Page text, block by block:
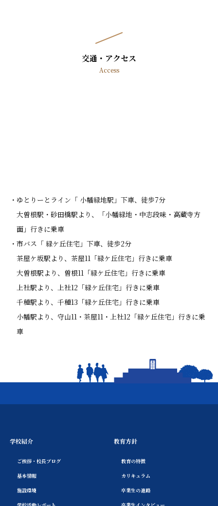
交通・アクセス
Access
ゆとりーとライン「 小幡緑地駅」下車、徒歩7分
大曽根駅・砂田橋駅より、「小幡緑地・中志段味・高蔵寺方
面」行きに乗車
市バス「 緑ケ丘住宅」下車、徒歩2分
茶屋ケ坂駅より、茶屋11「緑ケ丘住宅」行きに乗車
大曽根駅より、曽根11「緑ケ丘住宅」行きに乗車
上社駅より、上社12「緑ケ丘住宅」行きに乗車
千種駅より、千種13「緑ケ丘住宅」行きに乗車
小幡駅より、守山11・茶屋11・上社12「緑ケ丘住宅」行きに乗
車
学校紹介
ご挨拶・校長ブログ
基本情報
施設環境
教育方針
教育の特徴
カリキュラム
卒業生の進路